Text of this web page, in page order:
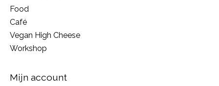
Food
Café
Vegan High Cheese
Workshop
Mijn account